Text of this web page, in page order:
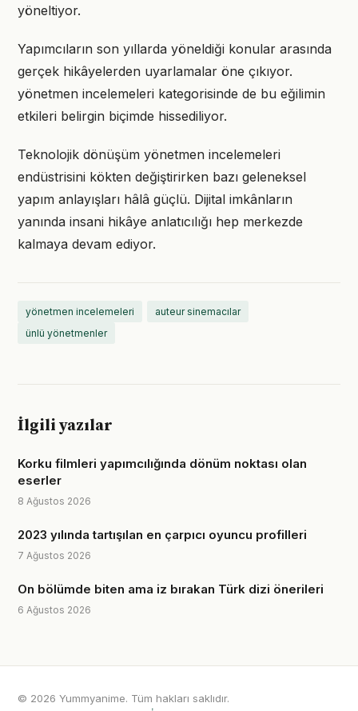
yöneltiyor.
Yapımcıların son yıllarda yöneldiği konular arasında
gerçek hikâyelerden uyarlamalar öne çıkıyor.
yönetmen incelemeleri kategorisinde de bu eğilimin
etkileri belirgin biçimde hissediliyor.
Teknolojik dönüşüm yönetmen incelemeleri
endüstrisini kökten değiştirirken bazı geleneksel
yapım anlayışları hâlâ güçlü. Dijital imkânların
yanında insani hikâye anlatıcılığı hep merkezde
kalmaya devam ediyor.
yönetmen incelemeleri
auteur sinemacılar
ünlü yönetmenler
İlgili yazılar
Korku filmleri yapımcılığında dönüm noktası olan
eserler
8 Ağustos 2026
2023 yılında tartışılan en çarpıcı oyuncu profilleri
7 Ağustos 2026
On bölümde biten ama iz bırakan Türk dizi önerileri
6 Ağustos 2026
© 2026 Yummyanime. Tüm hakları saklıdır.